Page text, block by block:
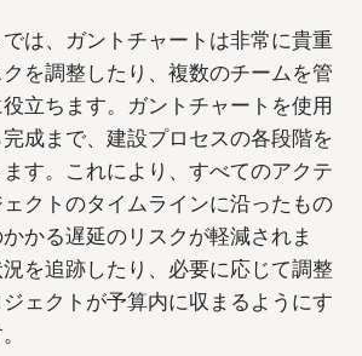
は、ガントチャートは非常に貴重
を調整したり、複数のチームを管
立ちます。ガントチャートを使用
成まで、建設プロセスの各段階を
す。これにより、すべてのアクテ
クトのタイムラインに沿ったもの
かる遅延のリスクが軽減されま
を追跡したり、必要に応じて調整
ェクトが予算内に収まるようにす